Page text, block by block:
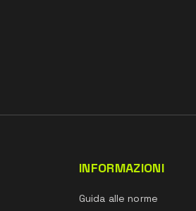
INFORMAZIONI
Guida alle norme